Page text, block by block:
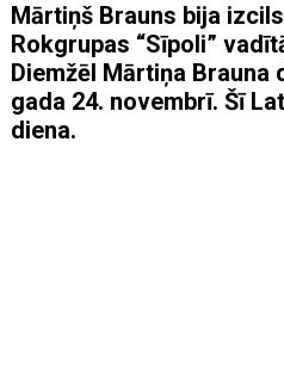
Mārtiņš Brauns bija
Rokgrupas “Sīpoli”
Diemžēl Mārtiņa Brauna
gada 24. novembrī. Šī
diena.